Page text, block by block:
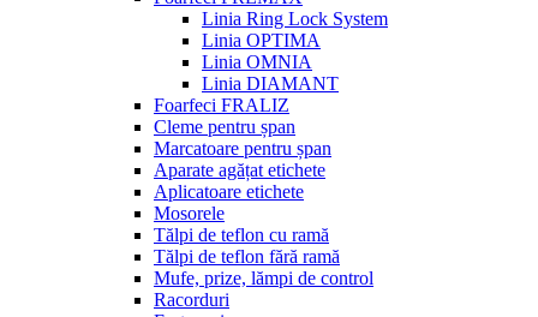
Linia Ring Lock System
Linia OPTIMA
Linia OMNIA
Linia DIAMANT
Foarfeci FRALIZ
Cleme pentru șpan
Marcatoare pentru șpan
Aparate agățat etichete
Aplicatoare etichete
Mosorele
Tălpi de teflon cu ramă
Tălpi de teflon fără ramă
Mufe, prize, lămpi de control
Racorduri